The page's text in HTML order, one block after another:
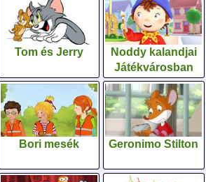
Tom és Jerry
Noddy kalandjai
Játékvárosban
Bori mesék Geronimo Stilton